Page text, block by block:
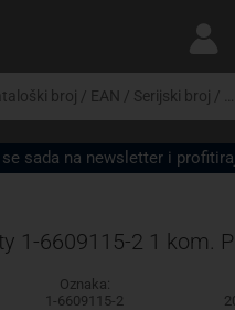
asortiman
sada na newsletter i
1-6609115-2 1 kom.
Oznaka:
1-6609115-2